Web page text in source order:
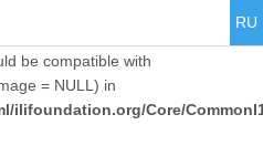
be compatible with
= NULL) in
ilifoundation.org/Core/
RU